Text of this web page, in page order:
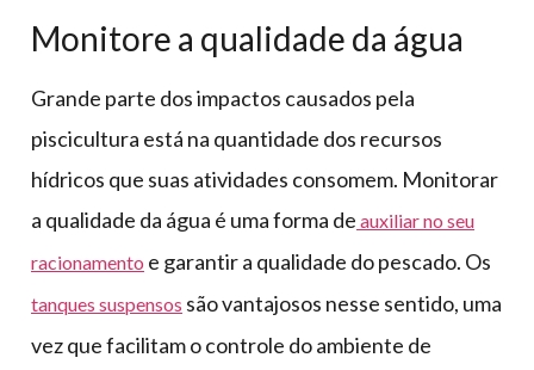
Monitore a qualidade da água
Grande parte dos impactos causados pela
piscicultura está na quantidade dos recursos
hídricos que suas atividades consomem. Monitorar
a qualidade da água é uma forma de auxiliar no seu
racionamento e garantir a qualidade do pescado. Os
tanques suspensos são vantajosos nesse sentido, uma
vez que facilitam o controle do ambiente de